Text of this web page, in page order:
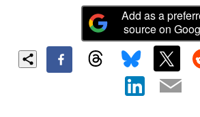
Add as a
source on